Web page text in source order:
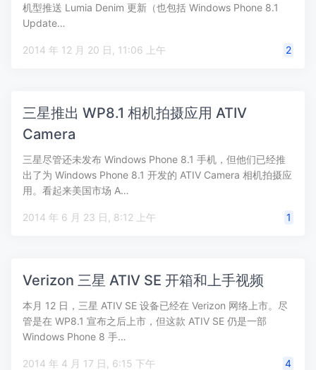
机型推送 Lumia Denim 更新（也包括 Windows Phone 8.1
Update…
2014 年 12 月 20 日, 11:06 上午 2
三星推出 WP8.1 相机拍摄应用 ATIV
Camera
三星尽管还未发布 Windows Phone 8.1 手机，但他们已经推
出了为 Windows Phone 8.1 开发的 ATIV Camera 相机拍摄应
用。看起来美国市场 A…
2014 年 6 月 23 日, 8:12 上午 1
Verizon 三星 ATIV SE 开箱和上手视频
本月 12 日，三星 ATIV SE 设备已经在 Verizon 网络上市。尽
管是在 WP8.1 宣布之后上市，但这款 ATIV SE 仍是一部
Windows Phone 8 手…
2014 年 4 月 17 日, 6:15 下午 4